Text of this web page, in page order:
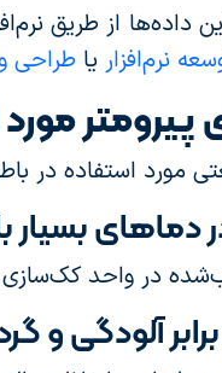
داده‌ها از طریق
نرم‌افزار یا طراحی
مورد استفاده در
دماهای بسیار
کک‌سازی توانایی
آلودگی و